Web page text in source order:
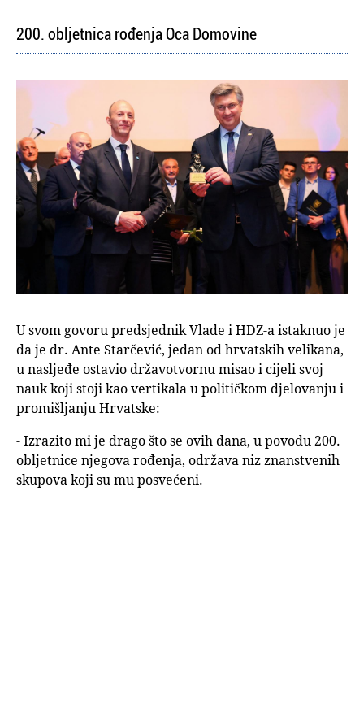
200. obljetnica rođenja Oca Domovine
U svom govoru predsjednik Vlade i HDZ-a istaknuo je
da je dr. Ante Starčević, jedan od hrvatskih velikana,
u nasljeđe ostavio državotvornu misao i cijeli svoj
nauk koji stoji kao vertikala u političkom djelovanju i
promišljanju Hrvatske:
- Izrazito mi je drago što se ovih dana, u povodu 200.
obljetnice njegova rođenja, održava niz znanstvenih
skupova koji su mu posvećeni.